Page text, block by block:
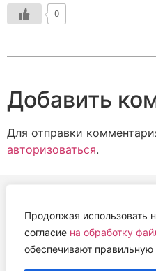
Продолжая использовать
согласие на обработку
обеспечивают правильную
0
Добавить
Для отправки
авторизоваться.
АВТОНОМНАЯ
«ЦЕНТР ВЕТЕРИНАРНОЙ